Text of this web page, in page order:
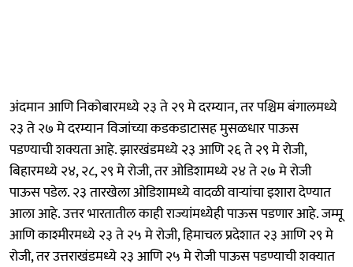
अंदमान आणि निकोबारमध्ये २३ ते २९ मे दरम्यान, तर पश्चिम बंगालमध्ये
२३ ते २७ मे दरम्यान विजांच्या कडकडाटासह मुसळधार पाऊस
पडण्याची शक्यता आहे. झारखंडमध्ये २३ आणि २६ ते २९ मे रोजी,
बिहारमध्ये २४, २८, २९ मे रोजी, तर ओडिशामध्ये २४ ते २७ मे रोजी
पाऊस पडेल. २३ तारखेला ओडिशामध्ये वादळी वाऱ्यांचा इशारा देण्यात
आला आहे. उत्तर भारतातील काही राज्यांमध्येही पाऊस पडणार आहे. जम्मू
आणि काश्मीरमध्ये २३ ते २५ मे रोजी, हिमाचल प्रदेशात २३ आणि २९ मे
रोजी, तर उत्तराखंडमध्ये २३ आणि २५ मे रोजी पाऊस पडण्याची शक्यात